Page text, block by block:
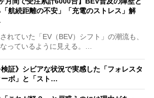
航続距離の不安」「充電のストレス」解
れていた「EV（BEV）シフト」の潮流も、
っているように見える。…
検証》シビアな状況で実感した「フォレスタ
ボ」と「スト…